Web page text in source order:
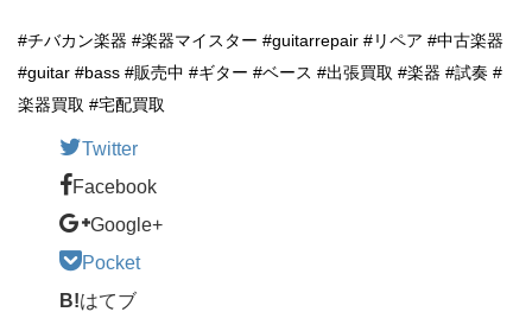
#チバカン楽器 #楽器マイスター #guitarrepair #リペア #中古楽器
#guitar #bass #販売中 #ギター #ベース #出張買取 #楽器 #試奏 #
楽器買取 #宅配買取
Twitter
Facebook
Google+
Pocket
B!はてブ